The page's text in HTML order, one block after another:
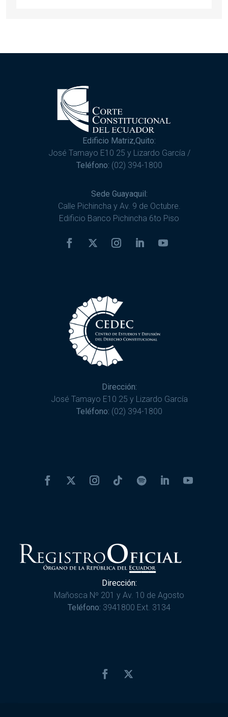
Edificio Matriz,Quito:
José Tamayo E10 25 y Lizardo García /
Teléfono: (02) 394-1800
Sede Guayaquil:
Calle Pichincha y Av. 9 de Octubre.
Edificio Banco Pichincha 6to Piso
Dirección:
José Tamayo E10 25 y Lizardo García
Teléfono: (02) 394-1800
Dirección:
Mañosca Nº 201 y Av. 10 de Agosto
Teléfono: 3941800 Ext. 3134